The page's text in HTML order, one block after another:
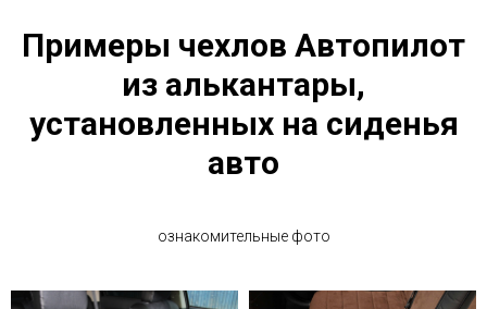
Примеры чехлов Автопилот
из алькантары,
установленных на сиденья
авто
ознакомительные фото